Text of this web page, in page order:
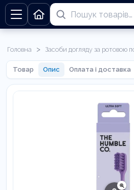
Головна > Засоби догляду за ротовою
Товар Опис Оплата і доставка